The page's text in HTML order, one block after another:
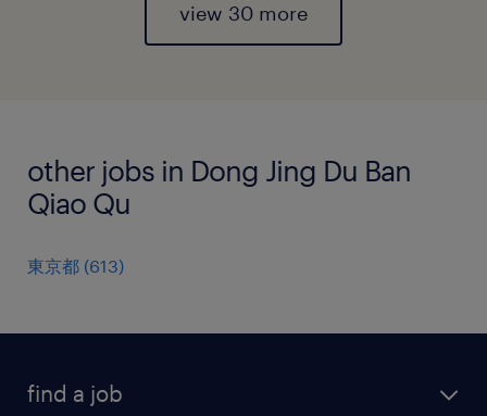
view 30 more
other jobs in Dong Jing Du Ban
Qiao Qu
東京都 (613)
find a job